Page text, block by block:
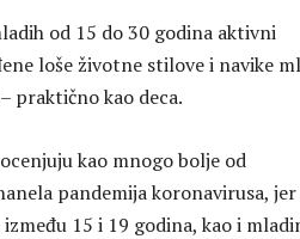
od 15 do 30 godina aktivni
loše životne stilove i navike
praktično kao deca.
kao mnogo bolje od
pandemija koronavirusa,
15 i 19 godina, kao i